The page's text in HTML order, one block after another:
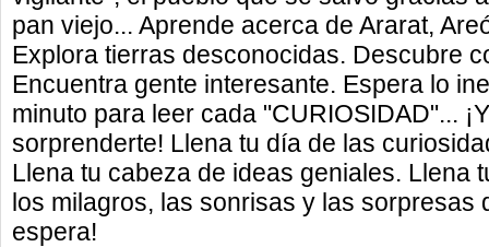
pan viejo... Aprende acerca de Ararat,
Explora tierras desconocidas. Descubre
Encuentra gente interesante. Espera lo
minuto para leer cada "CURIOSIDAD"...
sorprenderte! Llena tu día de las
Llena tu cabeza de ideas geniales. Llena
los milagros, las sonrisas y las sorpresas
espera!